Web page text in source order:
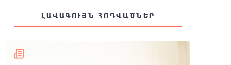
ԼԱՎԱԳՈՒՅՆ ՀՈԴՎԱԾՆԵՐ